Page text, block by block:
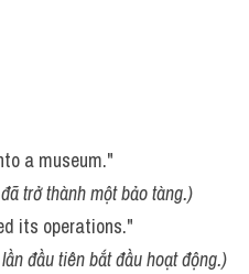
a museum."
trở thành một bảo tàng.)
its operations."
đầu tiên bắt đầu hoạt động.)